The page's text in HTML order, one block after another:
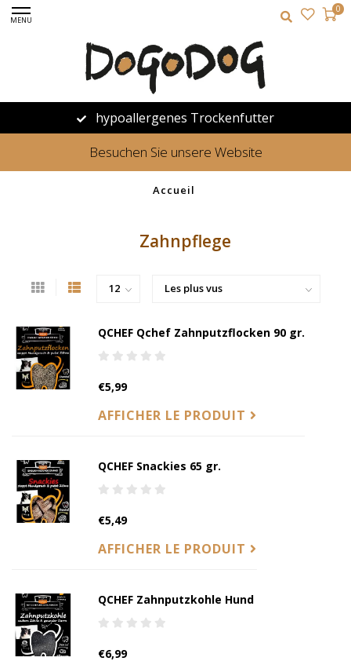
MENU
0
hypoallergenes Trockenfutter
Besuchen Sie unsere Website
Accueil
Zahnpflege
QCHEF Qchef Zahnputzflocken 90 gr.
€5,99
AFFICHER LE PRODUIT
QCHEF Snackies 65 gr.
€5,49
AFFICHER LE PRODUIT
QCHEF Zahnputzkohle Hund
€6,99